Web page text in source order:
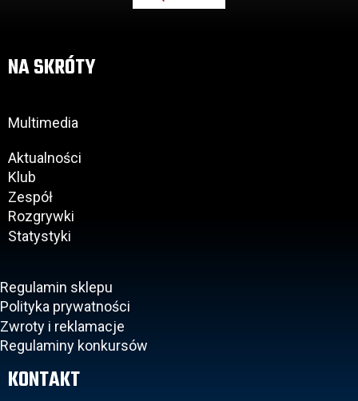
NA SKRÓTY
Multimedia
Aktualności
Klub
Zespół
Rozgrywki
Statystyki
Regulamin sklepu
Polityka prywatności
Zwroty i reklamacje
Regulaminy konkursów
KONTAKT